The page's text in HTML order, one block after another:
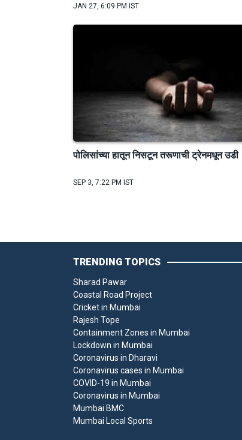
JAN 27, 6:09 PM IST
पोलिसांच्या हातून निसटून तरूणाची ट्रेनमधून उडी
SEP 3, 7:22 PM IST
TRENDING TOPICS
Sharad Pawar
Coastal Road Project
Cricket in Mumbai
Rajesh Tope
Containment Zones in Mumbai
Lockdown in Mumbai
Coronavirus in Dharavi
Coronavirus cases in Mumbai
COVID-19 in Mumbai
Coronavirus in Mumbai
Mumbai BMC
Mumbai Local Sports